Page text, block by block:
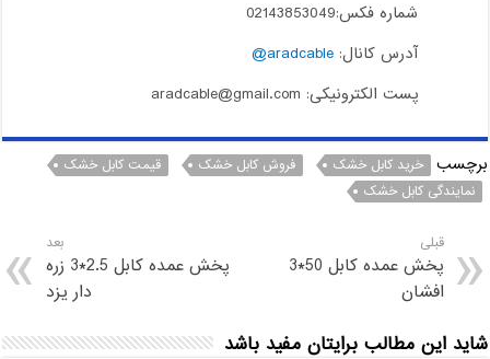
شماره فکس:02143853049
آدرس کانال:aradcable@
پست الکترونیکی: aradcable@gmail.com
برچسب خرید کابل خشک فروش کابل خشک
قیمت کابل خشک
نمایندگی کابل خشک
قبلی
پخش عمده کابل 50*3
افشان
بعد
پخش عمده کابل 2.5*3 زره
دار یزد
شاید این مطالب برایتان مفید باشد